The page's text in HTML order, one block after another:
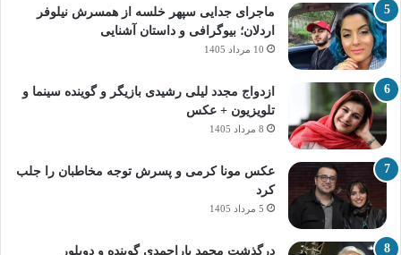
ماجرای جدایی سپهر خلسه از همسرش نیلوفر
اردلان؛ بیوگرافی و داستان آشنایی
10 مرداد 1405
ازدواج مجدد لیلی رشیدی بازیگر و گوینده سینما و
تلویزیون + عکس
8 مرداد 1405
عکس مونا کرمی و پسرش توجه مخاطبان را جلب
کرد
5 مرداد 1405
درگذشت محمد یاراحمدی گوینده و دوبلور